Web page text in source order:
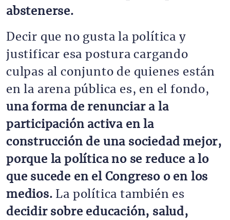
abstenerse.
Decir que no gusta la política y
justificar esa postura cargando
culpas al conjunto de quienes están
en la arena pública es, en el fondo,
una forma de renunciar a la
participación activa en la
construcción de una sociedad mejor,
porque la política no se reduce a lo
que sucede en el Congreso o en los
medios.
La política también es
decidir sobre educación, salud,